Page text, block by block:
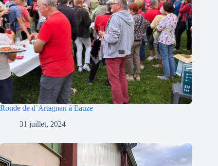
Ronde de d’Artagnan à Eauze
31 juillet, 2024